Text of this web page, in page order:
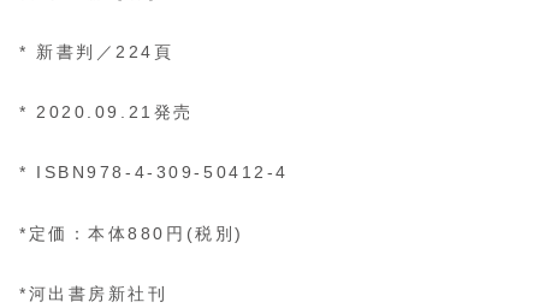
* 新書判／224頁
* 2020.09.21発売
* ISBN978-4-309-50412-4
*定価：本体880円(税別)
*河出書房新社刊